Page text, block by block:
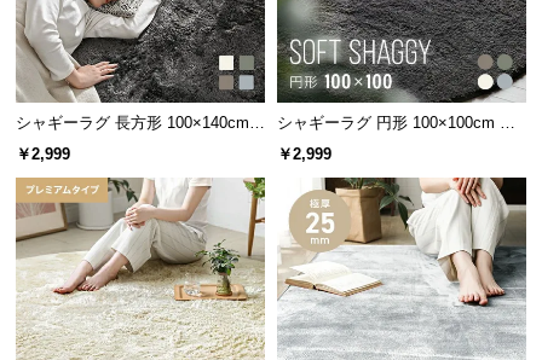
シャギーラグ 長方形 100×140cm
洗える 防音 防ダニ 抗菌防臭 滑り
止め付き
￥2,999
シャギーラグ 円形 100×100cm 洗
える 防音 防ダニ 抗菌防臭 滑り止
め付き
￥2,999